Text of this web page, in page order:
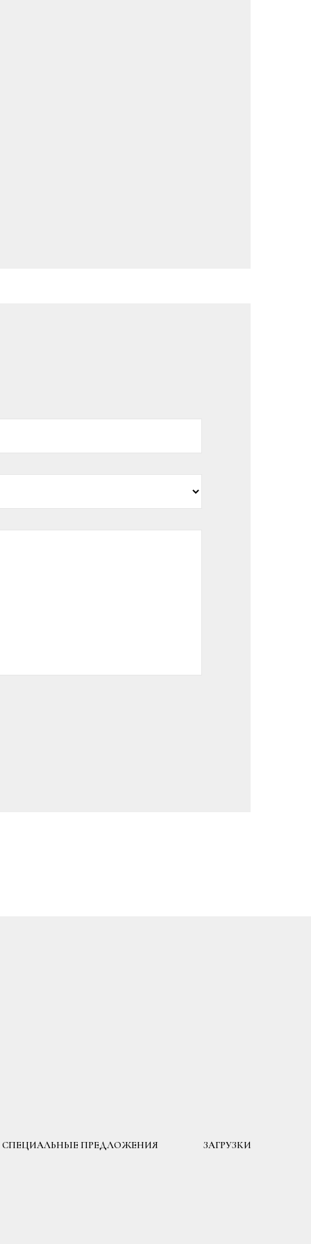
СПЕЦИАЛЬНЫЕ ПРЕДЛОЖЕНИЯ ЗАГРУЗКИ